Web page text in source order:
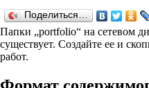
Поделиться…
Папки „port­fo­lio“ на сетевом
существует. Создайте ее и
работ.